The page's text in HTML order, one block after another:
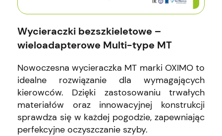
Wycieraczki bezszkieletowe –
wieloadapterowe Multi-type MT
Nowoczesna wycieraczka MT marki OXIMO to
idealne rozwiązanie dla wymagających
kierowców. Dzięki zastosowaniu trwałych
materiałów oraz innowacyjnej konstrukcji
sprawdza się w każdej pogodzie, zapewniając
perfekcyjne oczyszczanie szyby.